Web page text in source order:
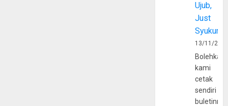
Ujub,
Just
Syukur
13/11/
Bolehkah
kami
cetak
sendiri